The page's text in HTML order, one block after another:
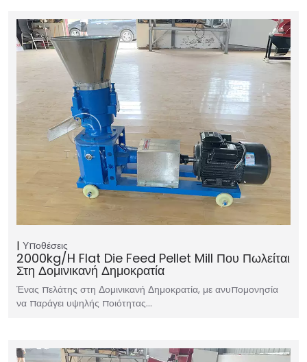
Υποθέσεις
2000kg/h Flat Die Feed Pellet Mill Που Πωλείται
Στη Δομινικανή Δημοκρατία
Ένας πελάτης στη Δομινικανή Δημοκρατία, με ανυπομονησία
να παράγει υψηλής ποιότητας…